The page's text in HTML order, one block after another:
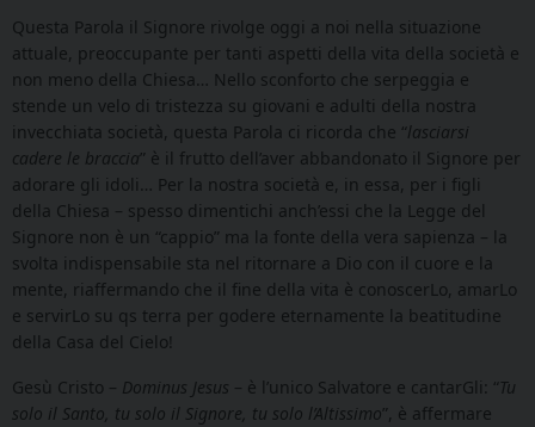
Questa Parola il Signore rivolge oggi a noi nella situazione
attuale, preoccupante per tanti aspetti della vita della società e
non meno della Chiesa… Nello sconforto che serpeggia e
stende un velo di tristezza su giovani e adulti della nostra
invecchiata società, questa Parola ci ricorda che “lasciarsi
cadere le braccia” è il frutto dell’aver abbandonato il Signore per
adorare gli idoli… Per la nostra società e, in essa, per i figli
della Chiesa – spesso dimentichi anch’essi che la Legge del
Signore non è un “cappio” ma la fonte della vera sapienza – la
svolta indispensabile sta nel ritornare a Dio con il cuore e la
mente, riaffermando che il fine della vita è conoscerLo, amarLo
e servirLo su qs terra per godere eternamente la beatitudine
della Casa del Cielo!
Gesù Cristo – Dominus Jesus – è l’unico Salvatore e cantarGli: “Tu
solo il Santo, tu solo il Signore, tu solo l’Altissimo”, è affermare